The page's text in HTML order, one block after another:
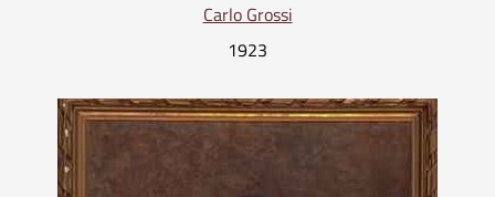
Carlo Grossi
1923